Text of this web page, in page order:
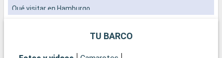
Qué visitar en Hamburgo
numerosas atracciones. El barrio de Speicherstadt, un
TU BARCO